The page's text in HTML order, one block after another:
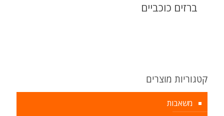
ברזים כוכביים
קטגוריות מוצרים
משאבות